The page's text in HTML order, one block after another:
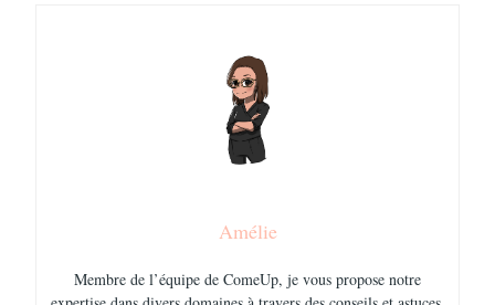
Amélie
Membre de l’équipe de ComeUp, je vous propose notre